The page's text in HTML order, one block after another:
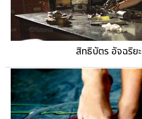
สิทธิบัตร อัจฉริยะ